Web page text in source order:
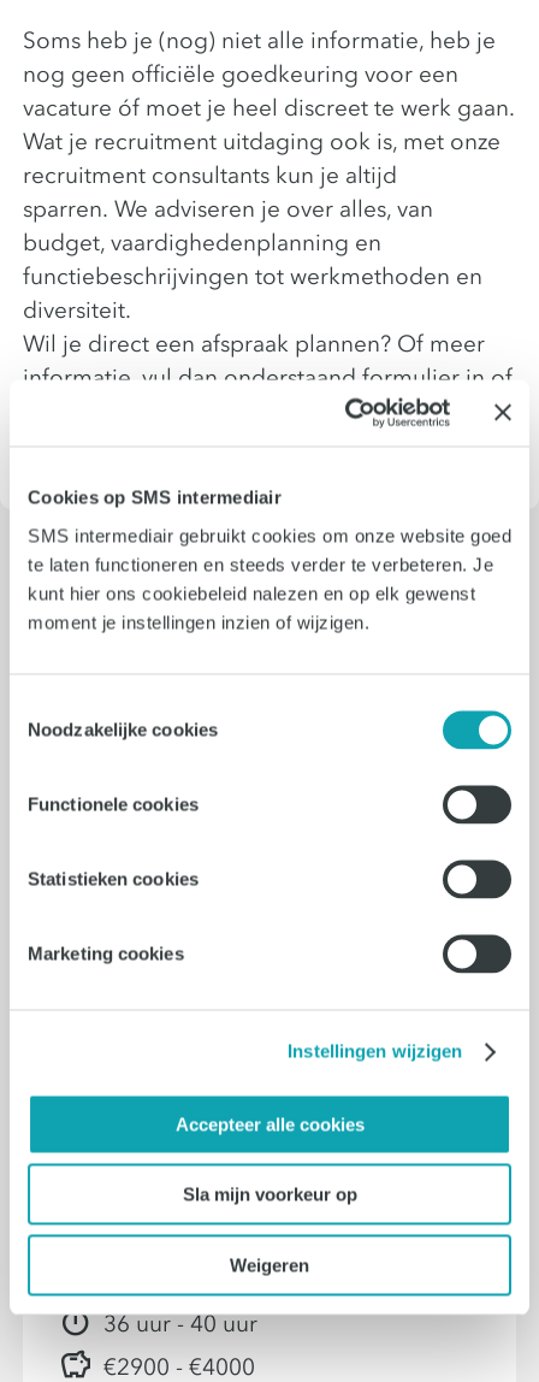
Cookies op SMS intermediair
SMS intermediair gebruikt cookies om onze website goed
te laten functioneren en steeds verder te verbeteren. Je
kunt hier ons cookiebeleid nalezen en op elk gewenst
moment je instellingen inzien of wijzigen.
Noodzakelijke cookies
Functionele cookies
Statistieken cookies
Marketing cookies
Instellingen wijzigen
Accepteer alle cookies
Sla mijn voorkeur op
Weigeren
Soms heb je (nog) niet alle informatie, heb je
nog geen officiële goedkeuring voor een
vacature óf moet je heel discreet te werk gaan.
Wat je recruitment uitdaging ook is, met onze
recruitment consultants kun je altijd
sparren. We adviseren je over alles, van
budget, vaardighedenplanning en
functiebeschrijvingen tot werkmethoden en
diversiteit.
Wil je direct een afspraak plannen? Of meer
informatie, vul dan onderstaand formulier in of
bel met één van onze kantoren.
Onze nieuwste vacatures: vast,
Management Assistant
Eindhoven
€3500 - €4000
Duitstalige Content Creator
36 uur - 40 uur
€2900 - €4000